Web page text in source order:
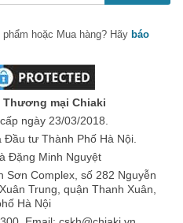
khả năng kháng axit dạ dày, hỗ
cải thiện táo bón
được đặc chế sử dụng cho cả
Sản phẩm có chứa 5 tỷ lợi
thức ăn và khiến trẻ ăn ngon
cho trẻ từ 0 - 12 tuổi
D chứa 3 tỷ lợi khuẩn hỗ trợ
cải thiện tình trạng táo bón và
có thể sử dụng cho trẻ sơ sinh,
bú.
phẩm hoặc Mua hàng? Hãy báo
mại Chiaki
ngày 23/03/2018.
Đầu tư Thành Phố Hà Nội.
Đặng Minh Nguyệt
Sơn Complex, số 282 Nguyễn
Trung, quận Thanh Xuân,
Hà Nội